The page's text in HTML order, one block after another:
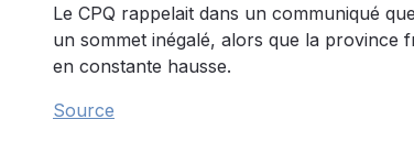
Le CPQ rappelait dans un communiqué
un sommet inégalé, alors que la province
en constante hausse.
Source